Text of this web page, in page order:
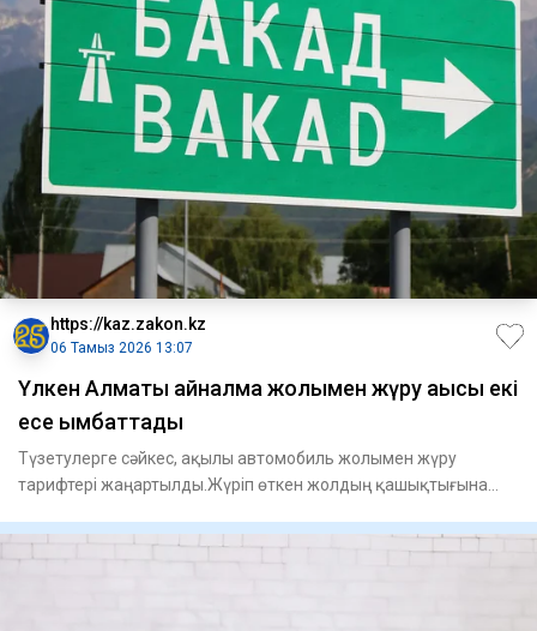
https://kaz.zakon.kz
06 Тамыз 2026 13:07
Үлкен Алматы айналма жолымен жүру ақысы екі
есе қымбаттады
Түзетулерге сәйкес, ақылы автомобиль жолымен жүру
тарифтері жаңартылды.Жүріп өткен жолдың қашықтығына